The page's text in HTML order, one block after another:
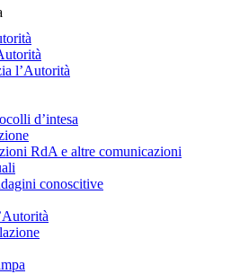
l’Autorità
d’intesa
RdA e altre comunicazioni
conoscitive